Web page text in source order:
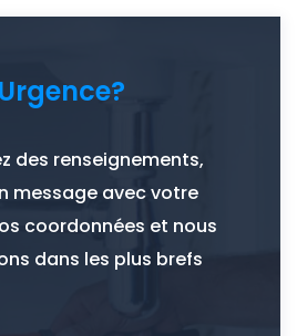
des renseignements,
message avec votre
coordonnées et nous
dans les plus brefs